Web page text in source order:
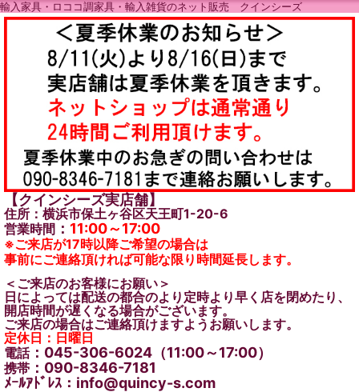
輸入家具・ロココ調家具・輸入雑貨のネット販売 クインシーズ
【クインシーズ実店舗】
住所：横浜市保土ヶ谷区天王町1-20-6
営業時間 ： 11:00～17:00
※ご来店が17時以降ご希望の場合は
事前にご連絡頂ければ可能な限り時間延長します。
＜ご来店のお客様にお願い＞
日によっては配送の都合のより定時より早く店を閉めたり、
開店時間が遅くなる場合がございます。
ご来店の場合はご連絡頂けますようお願いします。
定休日：日曜日
電話：045-306-6024（11:00～17:00）
携帯 ：090-8346-7181
ﾒｰﾙｱﾄﾞﾚｽ：info@quincy-s.com